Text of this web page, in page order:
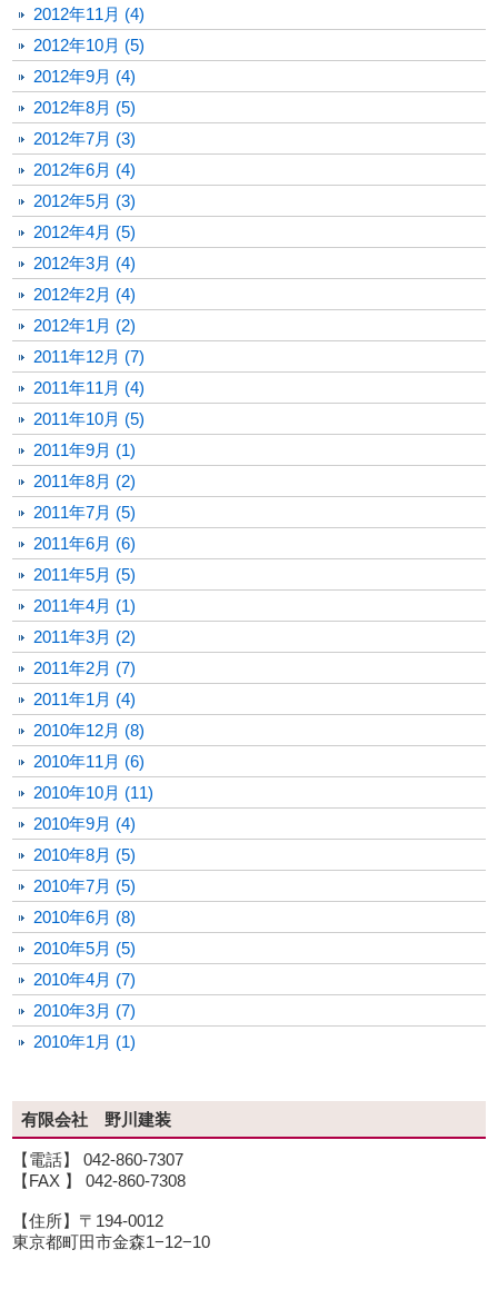
2012年11月 (4)
2012年10月 (5)
2012年9月 (4)
2012年8月 (5)
2012年7月 (3)
2012年6月 (4)
2012年5月 (3)
2012年4月 (5)
2012年3月 (4)
2012年2月 (4)
2012年1月 (2)
2011年12月 (7)
2011年11月 (4)
2011年10月 (5)
2011年9月 (1)
2011年8月 (2)
2011年7月 (5)
2011年6月 (6)
2011年5月 (5)
2011年4月 (1)
2011年3月 (2)
2011年2月 (7)
2011年1月 (4)
2010年12月 (8)
2010年11月 (6)
2010年10月 (11)
2010年9月 (4)
2010年8月 (5)
2010年7月 (5)
2010年6月 (8)
2010年5月 (5)
2010年4月 (7)
2010年3月 (7)
2010年1月 (1)
有限会社 野川建装
【電話】 042-860-7307
【FAX 】 042-860-7308
【住所】〒194-0012
東京都町田市金森1−12−10